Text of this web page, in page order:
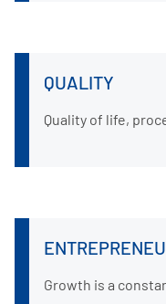
QUALITY
Quality of life,
Growth is a